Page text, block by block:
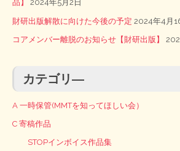
品】
2024年5月2日
財研出版解散に向けた今後の予定 2024年4月
コアメンバー離脱のお知らせ【財研出版】
カテゴリ―
A 一時保管(MMTを知ってほしい会）
C 寄稿作品
STOPインボイス作品集